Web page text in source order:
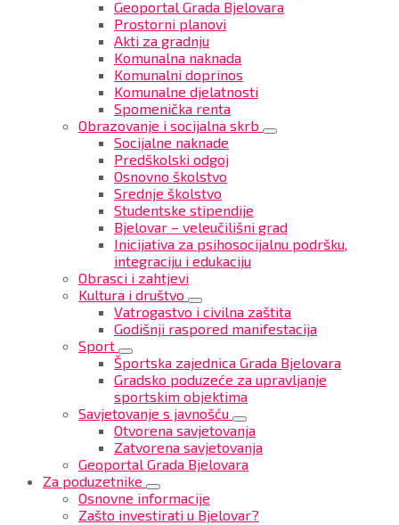
Geoportal Grada Bjelovara
Prostorni planovi
Akti za gradnju
Komunalna naknada
Komunalni doprinos
Komunalne djelatnosti
Spomenička renta
Obrazovanje i socijalna skrb
Socijalne naknade
Predškolski odgoj
Osnovno školstvo
Srednje školstvo
Studentske stipendije
Bjelovar – veleučilišni grad
Inicijativa za psihosocijalnu podršku,
integraciju i edukaciju
Obrasci i zahtjevi
Kultura i društvo
Vatrogastvo i civilna zaštita
Godišnji raspored manifestacija
Sport
Športska zajednica Grada Bjelovara
Gradsko poduzeće za upravljanje
sportskim objektima
Savjetovanje s javnošću
Otvorena savjetovanja
Zatvorena savjetovanja
Geoportal Grada Bjelovara
Za poduzetnike
Osnovne informacije
Zašto investirati u Bjelovar?